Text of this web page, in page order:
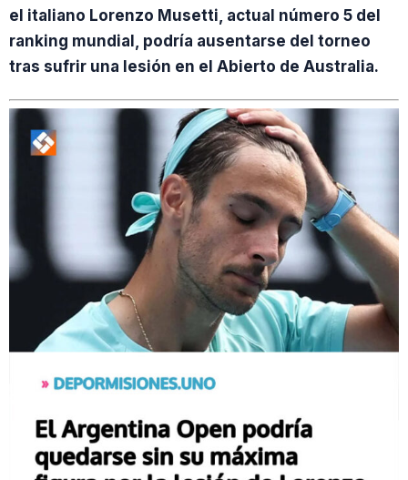
el italiano Lorenzo Musetti, actual número 5 del
ranking mundial, podría ausentarse del torneo
tras sufrir una lesión en el Abierto de Australia.